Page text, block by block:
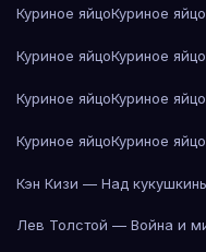
Куриное яйцоКуриное яйцо
Куриное яйцоКуриное яйцо
Куриное яйцоКуриное яйцо
Куриное яйцоКуриное яйцо
Кэн Кизи — Над
Лев Толстой — Война и